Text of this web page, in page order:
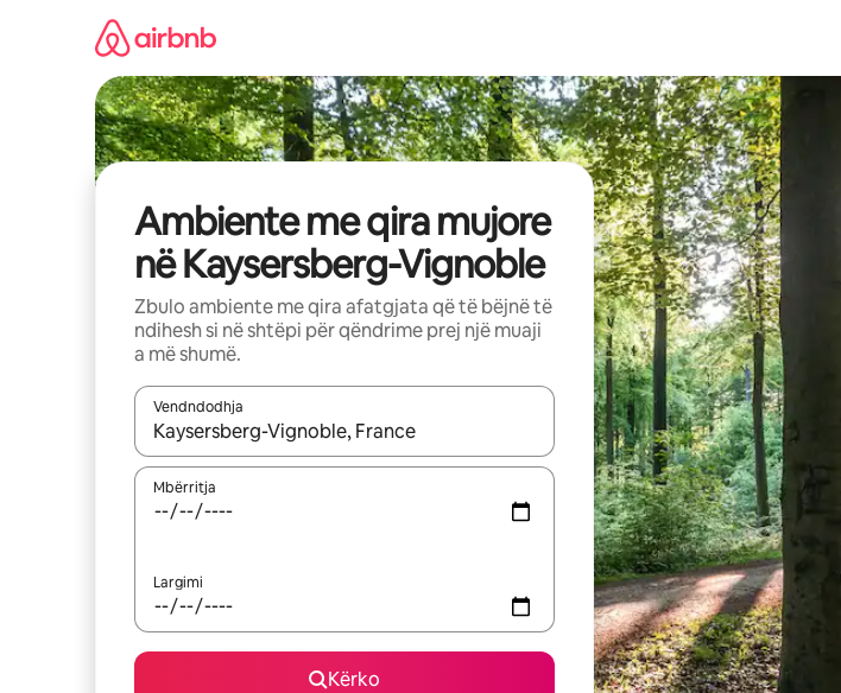
Ambiente me qira mujore
në Kaysersberg-Vignoble
Zbulo ambiente me qira afatgjata që të bëjnë të
ndihesh si në shtëpi për qëndrime prej një muaji
a më shumë.
Vendndodhja
Kur rezultatet të jenë të disponueshme, lëviz me butonat e shigjetave lart e poshtë ose
Mbërritja
Largimi
Kërko